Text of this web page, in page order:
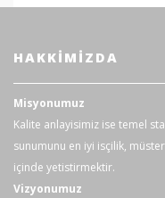
Güç
Ürün Ölçüsü
HAKKIMIZDA
Misyonumuz
Kalite anlayisimiz ise temel
sunumunu en iyi isçilik,
içinde yetistirmektir.
Vizyonumuz